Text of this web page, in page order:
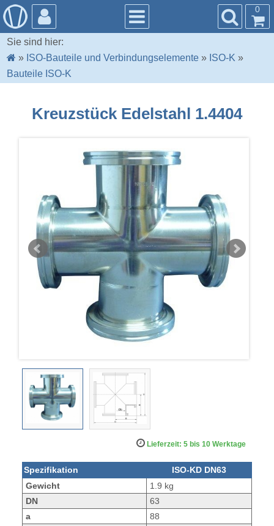
0
Sie sind hier:
» ISO-Bauteile und Verbindungselemente » ISO-K »
Bauteile ISO-K
Kreuzstück Edelstahl 1.4404
Lieferzeit: 5 bis 10 Werktage
Spezifikation
ISO-KD DN63
Gewicht
1.9 kg
DN
63
a
88